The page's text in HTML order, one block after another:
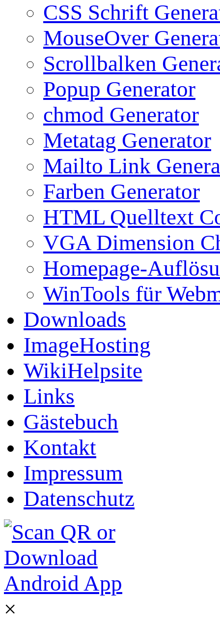
CSS Schrift
MouseOver
Scrollbalken
Popup Generator
chmod Generator
Metatag Generator
Mailto Link
Farben Generator
HTML Quelltext
VGA Dimension
Homepage-
WinTools für
Downloads
ImageHosting
WikiHelpsite
Links
Gästebuch
Kontakt
Impressum
Datenschutz
×